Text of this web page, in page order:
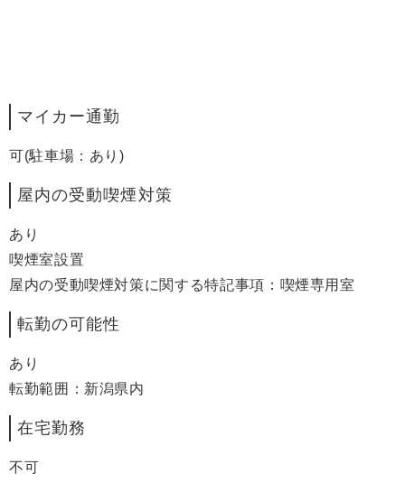
マイカー通勤
可(駐車場：あり)
屋内の受動喫煙対策
あり
喫煙室設置
屋内の受動喫煙対策に関する特記事項：喫煙専用室
転勤の可能性
あり
転勤範囲：新潟県内
在宅勤務
不可